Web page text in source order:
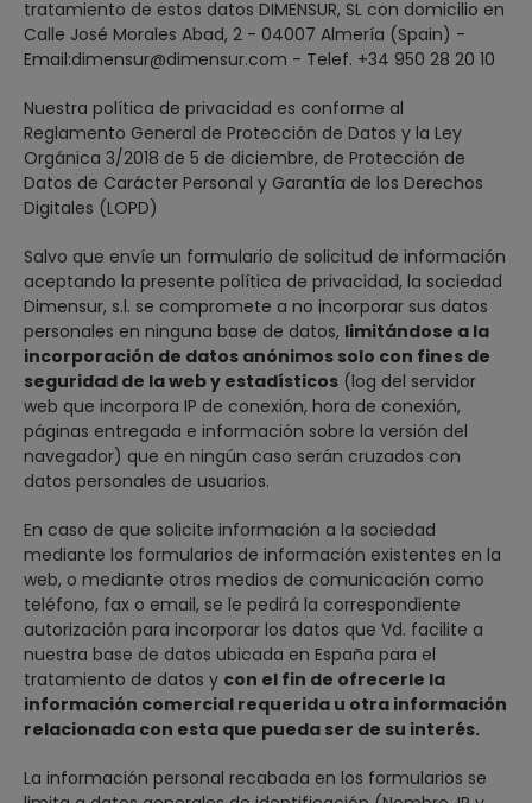
tratamiento de estos datos DIMENSUR, SL con domicilio en
Calle José Morales Abad, 2 - 04007 Almería (Spain) -
Email:dimensur@dimensur.com - Telef. +34 950 28 20 10
Nuestra política de privacidad es conforme al
Reglamento General de Protección de Datos y la Ley
Orgánica 3/2018 de 5 de diciembre, de Protección de
Datos de Carácter Personal y Garantía de los Derechos
Digitales (LOPD)
Salvo que envíe un formulario de solicitud de información
aceptando la presente política de privacidad, la sociedad
Dimensur, s.l. se compromete a no incorporar sus datos
personales en ninguna base de datos, limitándose a la
incorporación de datos anónimos solo con fines de
seguridad de la web y estadísticos (log del servidor
web que incorpora IP de conexión, hora de conexión,
páginas entregada e información sobre la versión del
navegador) que en ningún caso serán cruzados con
datos personales de usuarios.
En caso de que solicite información a la sociedad
mediante los formularios de información existentes en la
web, o mediante otros medios de comunicación como
teléfono, fax o email, se le pedirá la correspondiente
autorización para incorporar los datos que Vd. facilite a
nuestra base de datos ubicada en España para el
tratamiento de datos y con el fin de ofrecerle la
información comercial requerida u otra información
relacionada con esta que pueda ser de su interés.
La información personal recabada en los formularios se